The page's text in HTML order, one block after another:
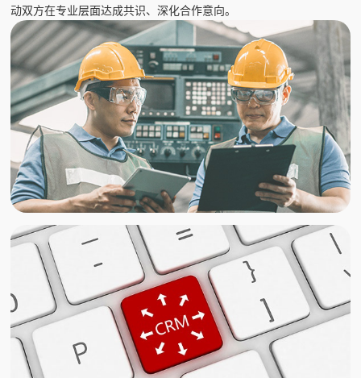
动双方在专业层面达成共识、深化合作意向。